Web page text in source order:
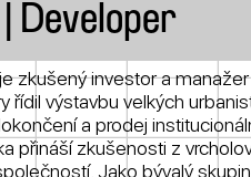
Developer
zkušený investor a
řídil výstavbu velkých
a prodej
přináší zkušenosti z
Jako bývalý